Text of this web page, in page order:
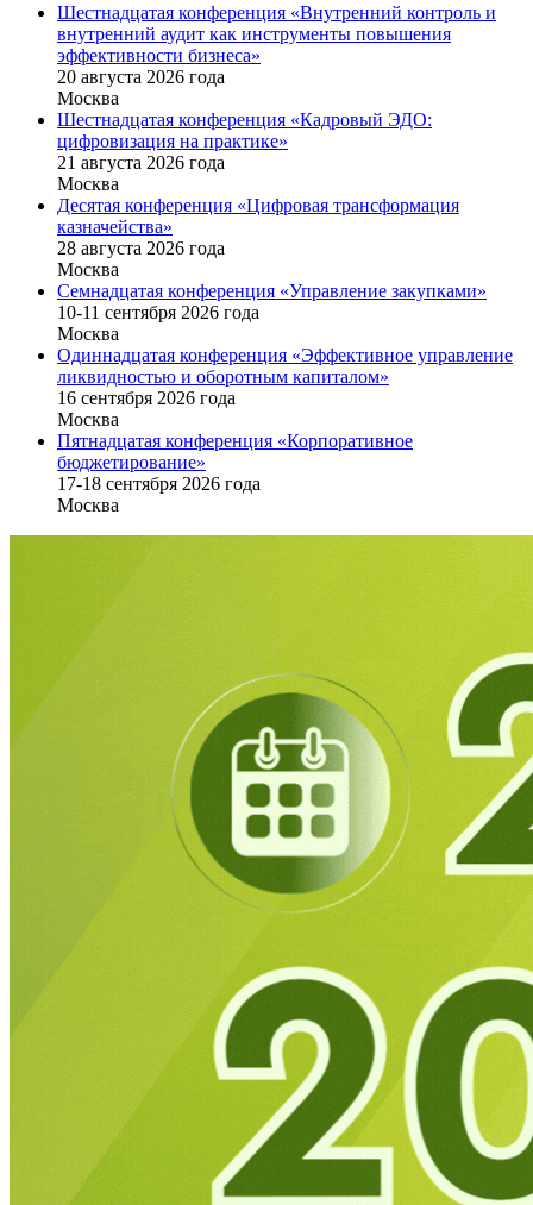
Шестнадцатая конференция «Внутренний контроль и
внутренний аудит как инструменты повышения
эффективности бизнеса»
20 августа 2026 года
Москва
Шестнадцатая конференция «Кадровый ЭДО:
цифровизация на практике»
21 августа 2026 года
Москва
Десятая конференция «Цифровая трансформация
казначейства»
28 августа 2026 года
Москва
Семнадцатая конференция «Управление закупками»
10-11 сентября 2026 года
Москва
Одиннадцатая конференция «Эффективное управление
ликвидностью и оборотным капиталом»
16 cентября 2026 года
Москва
Пятнадцатая конференция «Корпоративное
бюджетирование»
17-18 сентября 2026 года
Москва